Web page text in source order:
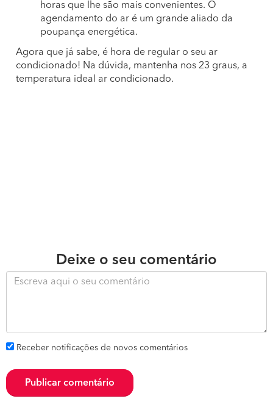
horas que lhe são mais convenientes. O
agendamento do ar é um grande aliado da
poupança energética.
Agora que já sabe, é hora de regular o seu ar
condicionado! Na dúvida, mantenha nos 23 graus, a
temperatura ideal ar condicionado.
Deixe o seu comentário
Receber notificações de novos comentários
Publicar comentário